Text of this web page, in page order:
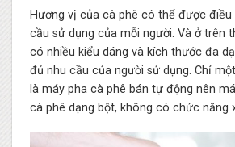
Hương vị của cà phê có thể được điều
cầu sử dụng của mỗi người. Và ở trên
có nhiều kiểu dáng và kích thước đa
đủ nhu cầu của người sử dụng. Chỉ
là máy pha cà phê bán tự động nên
cà phê dạng bột, không có chức năng